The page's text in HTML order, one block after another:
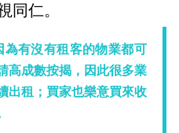
同仁。
為有沒有租客的物業都可
高成數按揭，因此很多業
出租；買家也樂意買來收